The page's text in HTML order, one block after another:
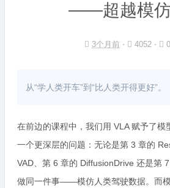
——超越模仿
3个月前 ⋅ 4052 ⋅
从“学人类开车”到“比人类开得更好”。
在前边的课程中，我们用 VLA 赋予了模
一个更深层的问题：无论是第 3 章的
VAD、第 6 章的 DiffusionDrive 还是第
做同一件事——模仿人类驾驶数据。而